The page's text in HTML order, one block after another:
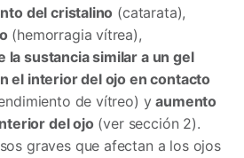
del cristalino (catarata),
(hemorragia vítrea),
la sustancia similar a un gel
el interior del ojo en contacto
de vítreo) yaumento
del ojo (ver sección 2).
graves que afectan a los ojos